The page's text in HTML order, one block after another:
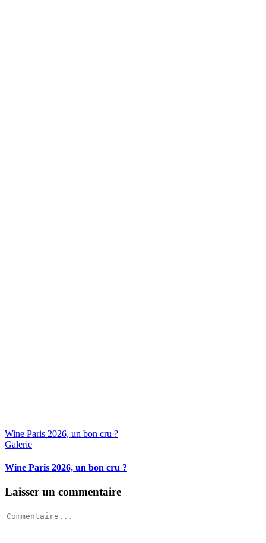
Wine Paris 2026, un bon cru ?
Galerie
Wine Paris 2026, un bon cru ?
Laisser un commentaire
Commentaire